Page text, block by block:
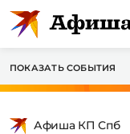
ПОКАЗАТЬ СОБЫТИЯ
Афиша КП Спб